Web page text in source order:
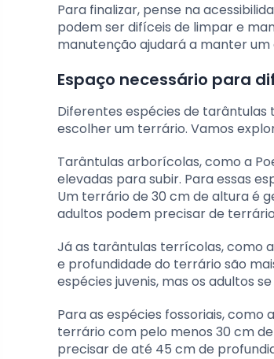
Para finalizar, pense na
podem ser difíceis de limpar e
manutenção ajudará a manter
Espaço necessário para
Diferentes espécies de tarântulas
escolher um terrário. Vamos
Tarântulas arborícolas, como a
elevadas para subir. Para essas
Um terrário de 30 cm de altura é
adultos podem precisar de
Já as tarântulas terrícolas, como
e profundidade do terrário são
espécies juvenis, mas os adultos
Para as espécies fossoriais,
terrário com pelo menos 30 cm
precisar de até 45 cm de